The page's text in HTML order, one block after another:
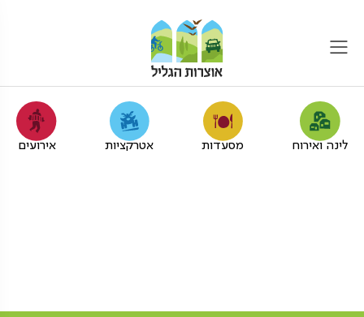
לינה ואירוח מסעדות אטרקציות אירועים